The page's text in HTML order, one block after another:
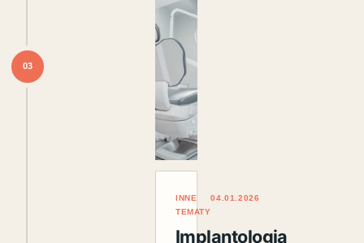
03
INNE
TEMATY
04.01.2026
Implantologia